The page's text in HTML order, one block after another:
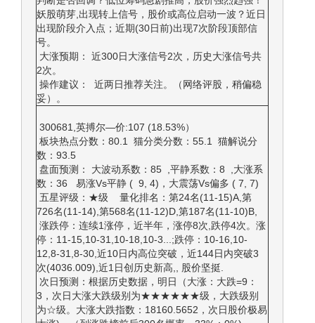
妖股萌芽,出现转上信号，股价或高位启动一波？近日
出现阶段介入点；近期(30日前)出现7次阶段顶部信
号。
大涨预期： 近300日大涨信号2次，历史大涨信号共
2次。
操作建议： 近两日推荐关注。（网络评股，稍偏稳
妥）。
300681,英搏尔—价:107 (18.53%）
板块热点分数：80.1 猫分类分数：55.1 猫解说分
数：93.5
盘面预测： 大波动系数：85 ,平静系数：8 ,大涨系
数：36 易涨Vs平静 ( 9, 4)，大震荡Vs偏多 ( 7, 7)
五星评级：★级 量化排名：第24名(11-15)A,第
726名(11-14),第568名(11-12)D,第187名(11-10)B,
涨跌停：连续1涨停，近半年，涨停8次,跌停4次。涨
停：11-15,10-31,10-18,10-3...;跌停：10-16,10-
12,8-31,8-30,近10日内高位突破，近144日内突破3
次(4036.009),近1日创历史新高,, 股价坚挺.
次日预测：根据历史数据，明日（大涨：大跌=9：
3，次日大涨大跌级别为★★★★★★级，大跌级别
为☆级。大涨大跌指数：18160.5652，次日股价极易